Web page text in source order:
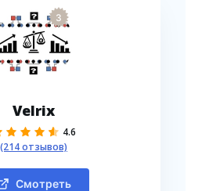
3
Velrix
4.6
(214 отзывов)
Смотреть